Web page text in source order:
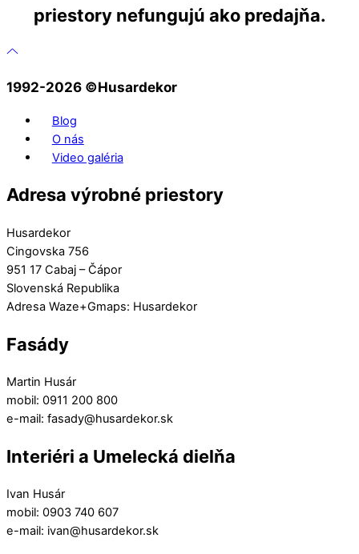
priestory nefungujú ako predajňa.
1992-2026 ©️Husardekor
Blog
O nás
Video galéria
Adresa výrobné priestory
Husardekor
Cingovska 756
951 17 Cabaj – Čápor
Slovenská Republika
Adresa Waze+Gmaps: Husardekor
Fasády
Martin Husár
mobil: 0911 200 800
e-mail: fasady@husardekor.sk
Interiéri a Umelecká dielňa
Ivan Husár
mobil: 0903 740 607
e-mail: ivan@husardekor.sk